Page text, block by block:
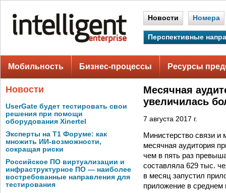
Новости Номера
Перспективные
Мобильность Бизнес-процессы Ресурсы
Новости
UserGate будет тестировать свои
решения при помощи
оборудования Xinertel
Эксперты на Т1 Форуме: как
множить ИИ-возможности,
сокращая риски
Российское ПО виртуализации и
инфраструктурное ПО — наиболее
востребованные направления для
тестирования
Месячная
увеличилась
7 августа 2017 г.
Министерство связи и
месячная аудитория
чем в пять раз
составляла 629 тыс.
в месяц запустил
приложение в среднем